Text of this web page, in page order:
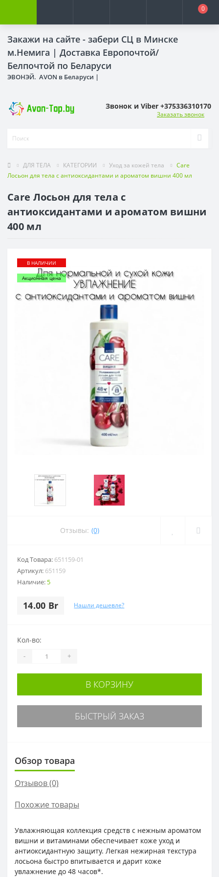
Закажи на сайте - забери СЦ в Минске
м.Немига | Доставка Европочтой/
Белпочтой по Беларуси
ЭВОНЭЙ. AVON в Беларуси |
0
Звонок и Viber +375336310170
Заказать звонок
ДЛЯ ТЕЛА КАТЕГОРИИ Уход за кожей тела
Care
Лосьон для тела с антиоксидантами и ароматом вишни 400 мл
Care Лосьон для тела с
антиоксидантами и ароматом вишни
400 мл
В НАЛИЧИИ
Акционная цена
Отзывы: (0)
Код Товара: 651159-01
Артикул: 651159
Наличие: 5
14.00 Br Нашли дешевле?
Кол-во:
- +
В КОРЗИНУ
БЫСТРЫЙ ЗАКАЗ
Обзор товара
Отзывов (0)
Похожие товары
Увлажняющая коллекция средств с нежным ароматом
вишни и витаминами обеспечивает коже уход и
антиоксидантную защиту. Легкая нежирная текстура
лосьона быстро впитывается и дарит коже
увлажнение до 48 часов*.